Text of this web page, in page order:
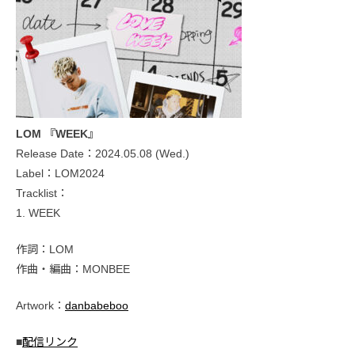
LOM 『WEEK』
Release Date：2024.05.08 (Wed.)
Label：LOM2024
Tracklist：
1. WEEK
作詞：LOM
作曲・編曲：MONBEE
Artwork：​⁠ danbabeboo
■配信リンク